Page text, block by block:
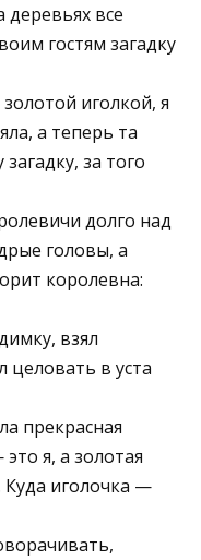
все
гостям загадку
иголкой, я
а теперь та
за того
долго над
головы, а
королевна:
взял
целовать в уста
прекрасная
я, а золотая
иголочка —